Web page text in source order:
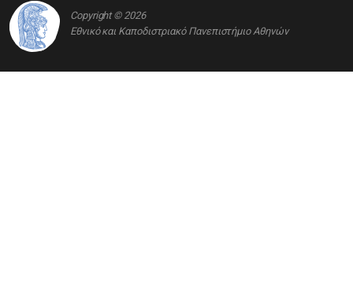
Copyright © 2026
Εθνικό και Καποδιστριακό Πανεπιστήμιο Αθηνών